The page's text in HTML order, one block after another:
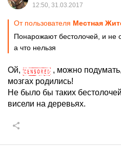
12:50, 31.03.2017
От пользователя Местная
Понарожают бестолочей, и не
а что нельзя
Ой,
, можно
мозгах родились!
Не было бы таких
висели на деревьях.